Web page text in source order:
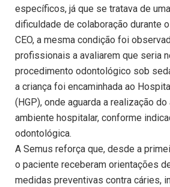
específicos, já que se tratava de
dificuldade de colaboração durante
CEO, a mesma condição foi
profissionais a avaliarem que seria
procedimento odontológico sob
a criança foi encaminhada ao
(HGP), onde aguarda a realização
ambiente hospitalar, conforme
odontológica.
A Semus reforça que, desde a
o paciente receberam orientações
medidas preventivas contra cáries,